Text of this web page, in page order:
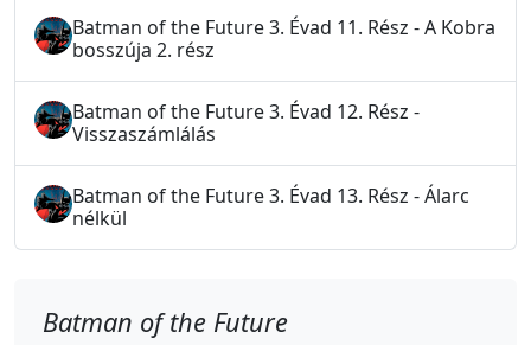
Batman of the Future 3. Évad 11. Rész - A Kobra
bosszúja 2. rész
Batman of the Future 3. Évad 12. Rész -
Visszaszámlálás
Batman of the Future 3. Évad 13. Rész - Álarc
nélkül
Batman of the Future